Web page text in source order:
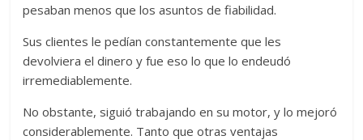
pesaban menos que los asuntos de fiabilidad.
Sus clientes le pedían constantemente que les
devolviera el dinero y fue eso lo que lo endeudó
irremediablemente.
No obstante, siguió trabajando en su motor, y lo mejoró
considerablemente. Tanto que otras ventajas